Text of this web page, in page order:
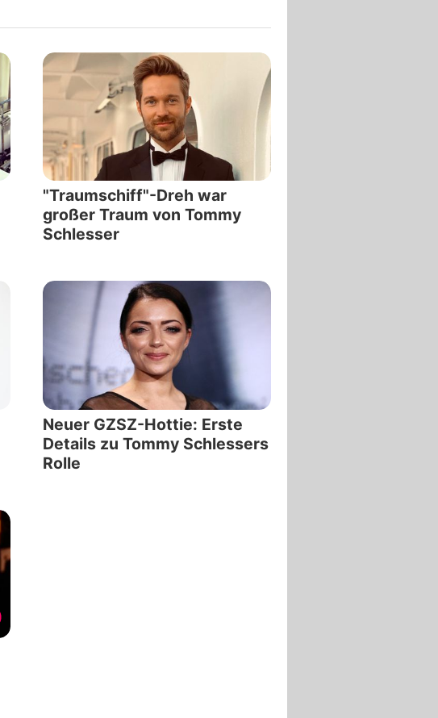
"Traumschiff"-Dreh war
großer Traum von Tommy
Schlesser
Neuer GZSZ-Hottie: Erste
Details zu Tommy Schlessers
Rolle